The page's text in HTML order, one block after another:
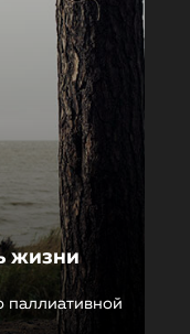
жизни
паллиативной